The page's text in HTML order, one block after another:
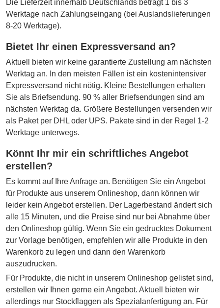
Die Lieferzeit innerhalb Deutschlands beträgt 1 bis 3
Werktage nach Zahlungseingang (bei Auslandslieferungen
8-20 Werktage).
Bietet Ihr einen Expressversand an?
Aktuell bieten wir keine garantierte Zustellung am nächsten
Werktag an. In den meisten Fällen ist ein kostenintensiver
Expressversand nicht nötig. Kleine Bestellungen erhalten
Sie als Briefsendung. 90 % aller Briefsendungen sind am
nächsten Werktag da. Größere Bestellungen versenden wir
als Paket per DHL oder UPS. Pakete sind in der Regel 1-2
Werktage unterwegs.
Könnt Ihr mir ein schriftliches Angebot
erstellen?
Es kommt auf Ihre Anfrage an. Benötigen Sie ein Angebot
für Produkte aus unserem Onlineshop, dann können wir
leider kein Angebot erstellen. Der Lagerbestand ändert sich
alle 15 Minuten, und die Preise sind nur bei Abnahme über
den Onlineshop gültig. Wenn Sie ein gedrucktes Dokument
zur Vorlage benötigen, empfehlen wir alle Produkte in den
Warenkorb zu legen und dann den Warenkorb
auszudrucken.
Für Produkte, die nicht in unserem Onlineshop gelistet sind,
erstellen wir Ihnen gerne ein Angebot. Aktuell bieten wir
allerdings nur Stockflaggen als Spezialanfertigung an. Für